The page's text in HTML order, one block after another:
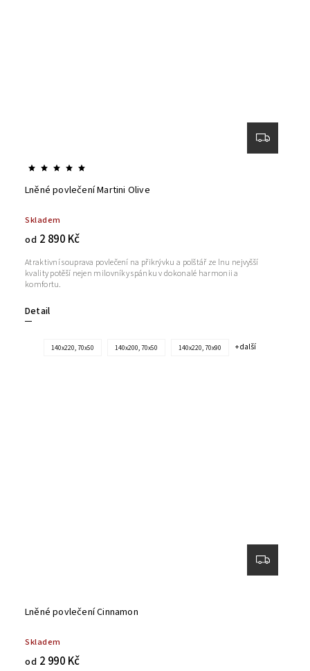
Lněné povlečení Martini Olive
Skladem
od 2 890 Kč
Detail
Atraktivní souprava povlečení na přikrývku a polštář ze lnu nejvyšší
kvality potěší nejen milovníky spánku v dokonalé harmonii a
komfortu.
140x220, 70x50 140x200, 70x50 140x220, 70x90 + další
Lněné povlečení Cinnamon
Skladem
od 2 990 Kč